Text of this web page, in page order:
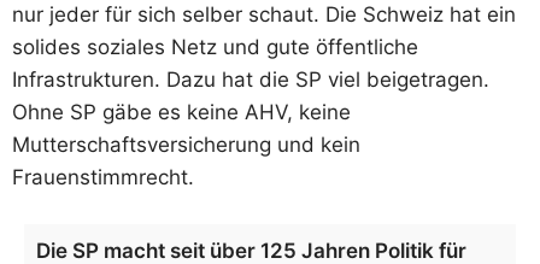
nur jeder für sich selber schaut. Die Schweiz hat ein
solides soziales Netz und gute öffentliche
Infrastrukturen. Dazu hat die SP viel beigetragen.
Ohne SP gäbe es keine AHV, keine
Mutterschaftsversicherung und kein
Frauenstimmrecht.
Die SP macht seit über 125 Jahren Politik für